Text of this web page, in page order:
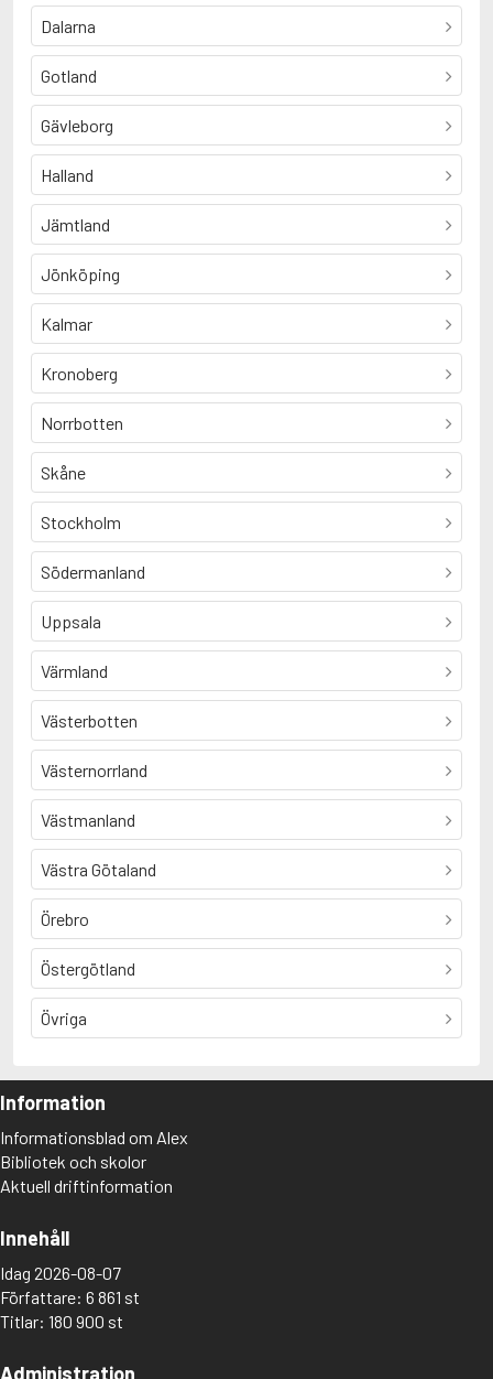
Dalarna
Gotland
Gävleborg
Halland
Jämtland
Jönköping
Kalmar
Kronoberg
Norrbotten
Skåne
Stockholm
Södermanland
Uppsala
Värmland
Västerbotten
Västernorrland
Västmanland
Västra Götaland
Örebro
Östergötland
Övriga
Information
Informationsblad om Alex
Bibliotek och skolor
Aktuell driftinformation
Innehåll
Idag 2026-08-07
Författare: 6 861 st
Titlar: 180 900 st
Administration